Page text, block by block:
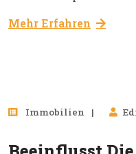
Mehr Erfahren
Immobilien